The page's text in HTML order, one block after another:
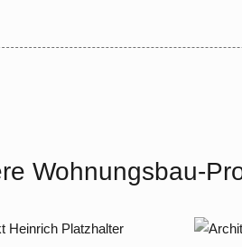
Wohnungsbau-
2014 Potsdam